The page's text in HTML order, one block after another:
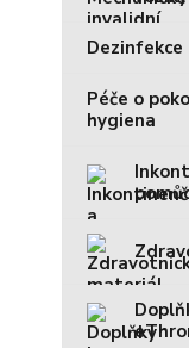
Dezinfekce
Péče o
hygiena